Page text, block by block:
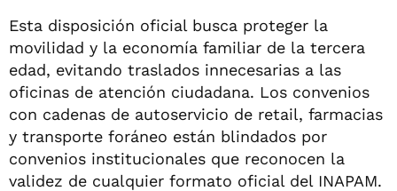
Esta disposición oficial busca proteger la
movilidad y la economía familiar de la tercera
edad, evitando traslados innecesarias a las
oficinas de atención ciudadana. Los convenios
con cadenas de autoservicio de retail, farmacias
y transporte foráneo están blindados por
convenios institucionales que reconocen la
validez de cualquier formato oficial del INAPAM.